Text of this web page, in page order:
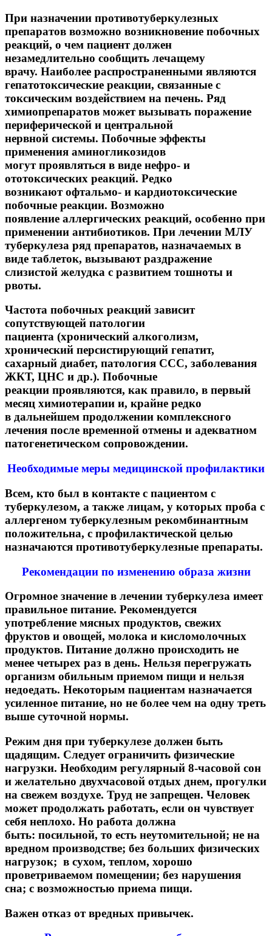
При назначении противотуберкулезных
препаратов возможно возникновение побочных
реакций, о чем пациент должен
незамедлительно сообщить лечащему
врачу. Наиболее распространенными являются
гепатотоксические реакции, связанные с
токсическим воздействием на печень. Ряд
химиопрепаратов может вызывать поражение
периферической и центральной
нервной системы. Побочные эффекты
применения аминогликозидов
могут проявляться в виде нефро- и
ототоксических реакций. Редко
возникают офтальмо- и кардиотоксические
побочные реакции. Возможно
появление аллергических реакций, особенно при
применении антибиотиков. При лечении МЛУ
туберкулеза ряд препаратов, назначаемых в
виде таблеток, вызывают раздражение
слизистой желудка с развитием тошноты и
рвоты.
Частота побочных реакций зависит
сопутствующей патологии
пациента (хронический алкоголизм,
хронический персистирующий гепатит,
сахарный диабет, патология ССС, заболевания
ЖКТ, ЦНС и др.). Побочные
реакции проявляются, как правило, в первый
месяц химиотерапии и, крайне редко
в дальнейшем продолжении комплексного
лечения после временной отмены и адекватном
патогенетическом сопровождении.
Необходимые меры медицинской профилактики
Всем, кто был в контакте с пациентом с
туберкулезом, а также лицам, у которых проба с
аллергеном туберкулезным рекомбинантным
положительна, с профилактической целью
назначаются противотуберкулезные препараты.
Рекомендации по изменению образа жизни
Огромное значение в лечении туберкулеза имеет
правильное питание. Рекомендуется
употребление мясных продуктов, свежих
фруктов и овощей, молока и кисломолочных
продуктов. Питание должно происходить не
менее четырех раз в день. Нельзя перегружать
организм обильным приемом пищи и нельзя
недоедать. Некоторым пациентам назначается
усиленное питание, но не более чем на одну треть
выше суточной нормы.
Режим дня при туберкулезе должен быть
щадящим. Следует ограничить физические
нагрузки. Необходим регулярный 8-часовой сон
и желательно двухчасовой отдых днем, прогулки
на свежем воздухе. Труд не запрещен. Человек
может продолжать работать, если он чувствует
себя неплохо. Но работа должна
быть: посильной, то есть неутомительной; не на
вредном производстве; без больших физических
нагрузок; в сухом, теплом, хорошо
проветриваемом помещении; без нарушения
сна; с возможностью приема пищи.
Важен отказ от вредных привычек.